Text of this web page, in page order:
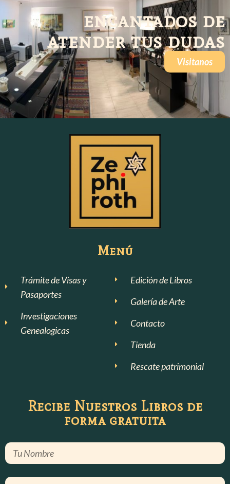
encantados de
atender tus dudas
Visitanos
Menú
Trámite de Visas y
Pasaportes
Investigaciones
Genealogicas
Edición de Libros
Galería de Arte
Contacto
Tienda
Rescate patrimonial
Recibe Nuestros Libros de
forma gratuita